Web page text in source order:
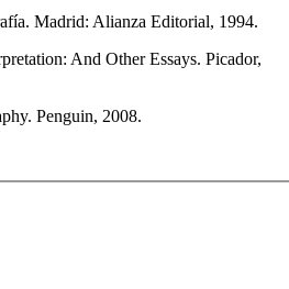
Madrid: Alianza Editorial, 1994.
And Other Essays. Picador,
Penguin, 2008.